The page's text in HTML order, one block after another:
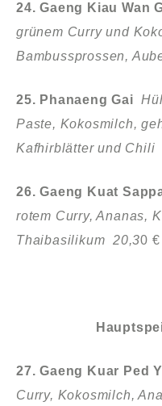
24. Gaeng Kiau Wan
grünem Curry und
Bambussprossen,
25. Phanaeng Gai
Paste, Kokosmilch,
Kafhirblätter und Chili
26. Gaeng Kuat
rotem Curry, Ananas,
Thaibasilikum 20,30 €
27. Gaeng Kuar Ped
Curry, Kokosmilch,